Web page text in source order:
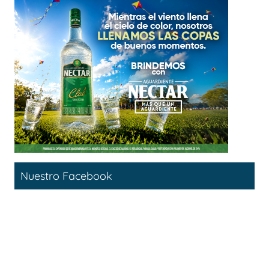
Nuestro Facebook